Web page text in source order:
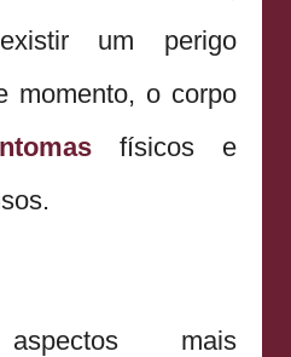
um perigo
momento, o corpo
físicos e
mais